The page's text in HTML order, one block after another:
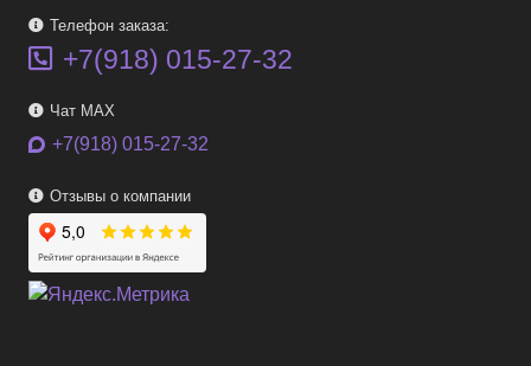
Телефон заказа:
+7(918) 015-27-32
Чат MAX
+7(918) 015-27-32
Отзывы о компании